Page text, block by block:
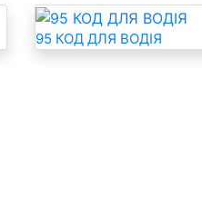
95 КОД ДЛЯ ВОДІЯ